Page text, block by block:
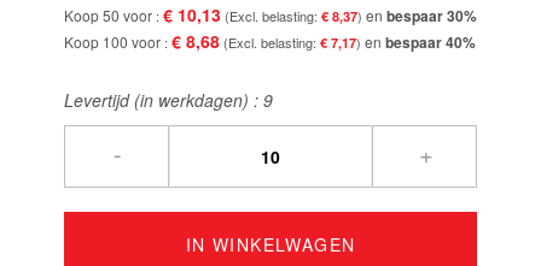
Koop 50 voor € 10,13 € 8,37 en bespaar30%
Koop 100 voor € 8,68 € 7,17 en bespaar40%
Levertijd (in werkdagen) : 9
- +
IN WINKELWAGEN